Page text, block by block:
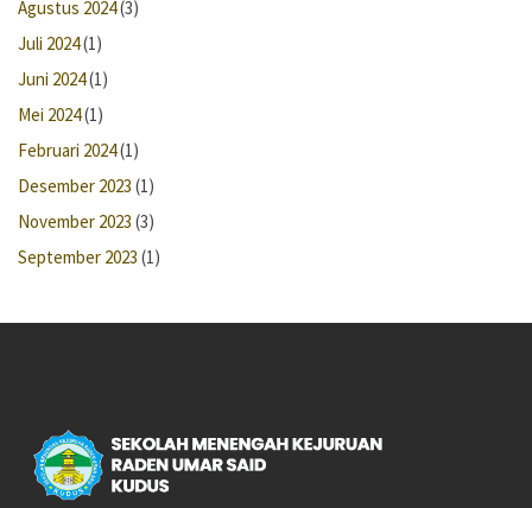
Agustus 2024(3)
Juli 2024(1)
Juni 2024(1)
Mei 2024(1)
Februari 2024(1)
Desember 2023 (1)
November 2023 (3)
September 2023 (1)